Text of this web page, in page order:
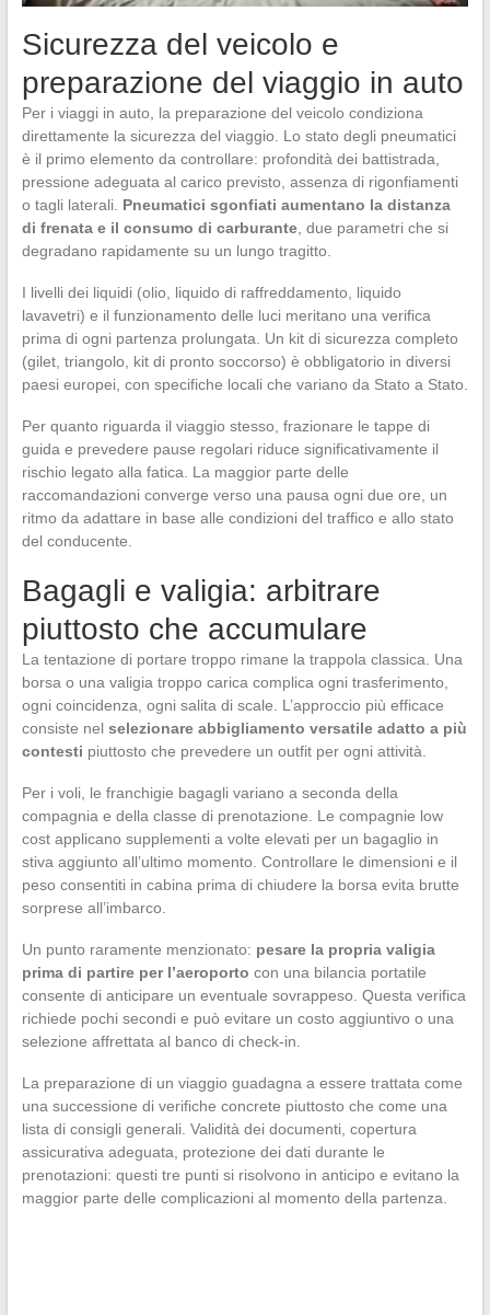
Sicurezza del veicolo e
preparazione del viaggio in auto
Per i viaggi in auto, la preparazione del veicolo condiziona
direttamente la sicurezza del viaggio. Lo stato degli pneumatici
è il primo elemento da controllare: profondità dei battistrada,
pressione adeguata al carico previsto, assenza di rigonfiamenti
o tagli laterali. Pneumatici sgonfiati aumentano la distanza
di frenata e il consumo di carburante, due parametri che si
degradano rapidamente su un lungo tragitto.
I livelli dei liquidi (olio, liquido di raffreddamento, liquido
lavavetri) e il funzionamento delle luci meritano una verifica
prima di ogni partenza prolungata. Un kit di sicurezza completo
(gilet, triangolo, kit di pronto soccorso) è obbligatorio in diversi
paesi europei, con specifiche locali che variano da Stato a Stato.
Per quanto riguarda il viaggio stesso, frazionare le tappe di
guida e prevedere pause regolari riduce significativamente il
rischio legato alla fatica. La maggior parte delle
raccomandazioni converge verso una pausa ogni due ore, un
ritmo da adattare in base alle condizioni del traffico e allo stato
del conducente.
Bagagli e valigia: arbitrare
piuttosto che accumulare
La tentazione di portare troppo rimane la trappola classica. Una
borsa o una valigia troppo carica complica ogni trasferimento,
ogni coincidenza, ogni salita di scale. L’approccio più efficace
consiste nel selezionare abbigliamento versatile adatto a più
contesti piuttosto che prevedere un outfit per ogni attività.
Per i voli, le franchigie bagagli variano a seconda della
compagnia e della classe di prenotazione. Le compagnie low
cost applicano supplementi a volte elevati per un bagaglio in
stiva aggiunto all’ultimo momento. Controllare le dimensioni e il
peso consentiti in cabina prima di chiudere la borsa evita brutte
sorprese all’imbarco.
Un punto raramente menzionato: pesare la propria valigia
prima di partire per l’aeroporto con una bilancia portatile
consente di anticipare un eventuale sovrappeso. Questa verifica
richiede pochi secondi e può evitare un costo aggiuntivo o una
selezione affrettata al banco di check-in.
La preparazione di un viaggio guadagna a essere trattata come
una successione di verifiche concrete piuttosto che come una
lista di consigli generali. Validità dei documenti, copertura
assicurativa adeguata, protezione dei dati durante le
prenotazioni: questi tre punti si risolvono in anticipo e evitano la
maggior parte delle complicazioni al momento della partenza.